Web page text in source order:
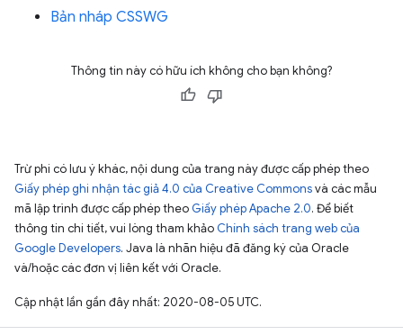
Bản nháp CSSWG
Thông tin này có hữu ích không cho bạn không?
Trừ phi có lưu ý khác, nội dung của trang này được cấp phép theo
Giấy phép ghi nhận tác giả 4.0 của Creative Commonsvà các mẫu
mã lập trình được cấp phép theo Giấy phép Apache 2.0. Để biết
thông tin chi tiết, vui lòng tham khảo Chính sách trang web của
Google Developers. Java là nhãn hiệu đã đăng ký của Oracle
và/hoặc các đơn vị liên kết với Oracle.
Cập nhật lần gần đây nhất: 2020-08-05 UTC.